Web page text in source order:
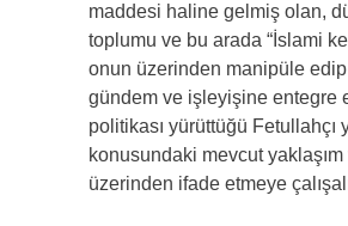
maddesi haline gelmiş olan,
toplumu ve bu arada “İslami
onun üzerinden manipüle
gündem ve işleyişine entegre
politikası yürüttüğü Fetullahçı
konusundaki mevcut
üzerinden ifade etmeye